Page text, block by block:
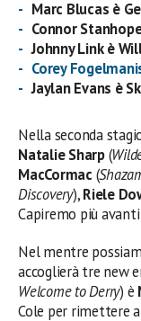
Marc Blucas è
Connor
Johnny Link è
Corey
Jaylan Evans è
Nella seconda
Natalie Sharp(
MacCormac (
Discovery),Riele
Capiremo più
Nel mentre
accoglierà tre new
Welcome to Derry) è
Cole per rimettere